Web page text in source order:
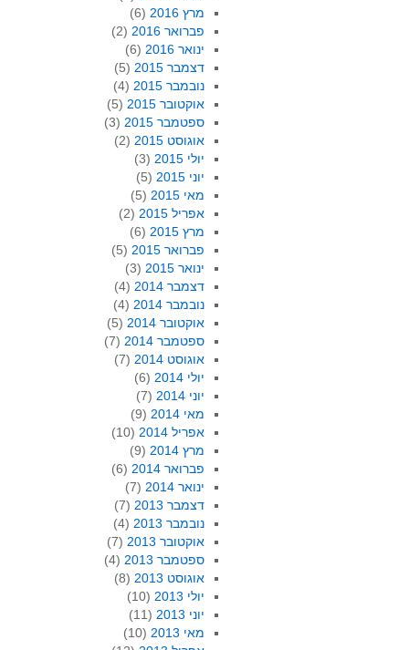
מרץ 2016
(6)
פברואר 2016
(2)
ינואר 2016
(6)
דצמבר 2015
(5)
נובמבר 2015
(4)
אוקטובר 2015
(5)
ספטמבר 2015
(3)
אוגוסט 2015
(2)
יולי 2015
(3)
יוני 2015
(5)
מאי 2015
(5)
אפריל 2015
(2)
מרץ 2015
(6)
פברואר 2015
(5)
ינואר 2015
(3)
דצמבר 2014
(4)
נובמבר 2014
(4)
אוקטובר 2014
(5)
ספטמבר 2014
(7)
אוגוסט 2014
(7)
יולי 2014
(6)
יוני 2014
(7)
מאי 2014
(9)
אפריל 2014
(10)
מרץ 2014
(9)
פברואר 2014
(6)
ינואר 2014
(7)
דצמבר 2013
(7)
נובמבר 2013
(4)
אוקטובר 2013
(7)
ספטמבר 2013
(4)
אוגוסט 2013
(8)
יולי 2013
(10)
יוני 2013
(11)
מאי 2013
(10)